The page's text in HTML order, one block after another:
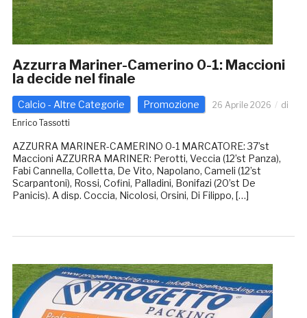
Azzurra Mariner-Camerino 0-1: Maccioni
la decide nel finale
Calcio - Altre Categorie Promozione 26 Aprile 2026
di
Enrico Tassotti
AZZURRA MARINER-CAMERINO 0-1 MARCATORE: 37’st
Maccioni AZZURRA MARINER: Perotti, Veccia (12’st Panza),
Fabi Cannella, Colletta, De Vito, Napolano, Cameli (12’st
Scarpantoni), Rossi, Cofini, Palladini, Bonifazi (20’st De
Panicis). A disp. Coccia, Nicolosi, Orsini, Di Filippo, […]